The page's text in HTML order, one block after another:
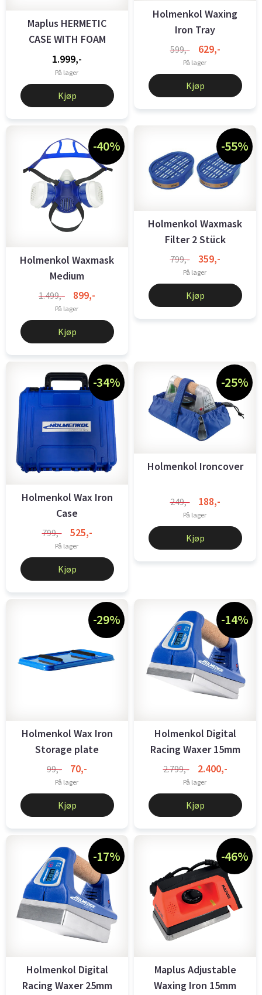
Maplus HERMETIC
CASE WITH FOAM
PROTECTION ...
1.999,-
På lager
Kjøp
Holmenkol Waxing
Iron Tray
599,- 629,-
På lager
Kjøp
-40%
Holmenkol Waxmask
Medium
1.499,- 899,-
På lager
Kjøp
-55%
Holmenkol Waxmask
Filter 2 Stück
799,- 359,-
På lager
Kjøp
-34%
Holmenkol Wax Iron
Case
799,- 525,-
På lager
Kjøp
-25%
Holmenkol Ironcover
249,- 188,-
På lager
Kjøp
-29%
Holmenkol Wax Iron
Storage plate
99,- 70,-
På lager
Kjøp
-14%
Holmenkol Digital
Racing Waxer 15mm
Plate 220V
2.799,- 2.400,-
På lager
Kjøp
-17%
Holmenkol Digital
Racing Waxer 25mm
-46%
Maplus Adjustable
Waxing Iron 15mm